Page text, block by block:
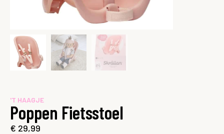
'T HAAGJE
Poppen Fietsstoel
€ 29,99